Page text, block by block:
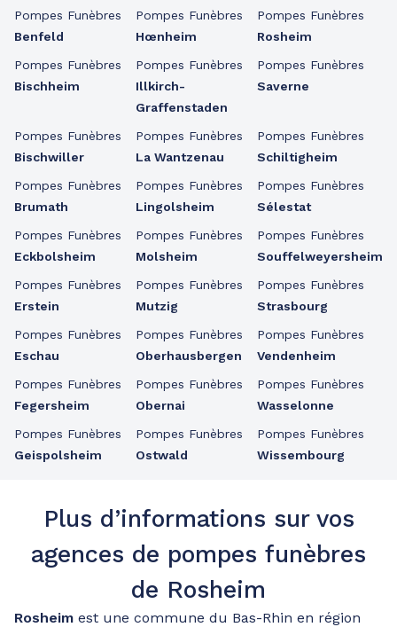
Pompes Funèbres
Benfeld
Pompes Funèbres
Bischheim
Pompes Funèbres
Bischwiller
Pompes Funèbres
Brumath
Pompes Funèbres
Eckbolsheim
Pompes Funèbres
Erstein
Pompes Funèbres
Eschau
Pompes Funèbres
Fegersheim
Pompes Funèbres
Geispolsheim
Pompes Funèbres
Hœnheim
Pompes Funèbres
Illkirch-
Graffenstaden
Pompes Funèbres
La Wantzenau
Pompes Funèbres
Lingolsheim
Pompes Funèbres
Molsheim
Pompes Funèbres
Mutzig
Pompes Funèbres
Oberhausbergen
Pompes Funèbres
Obernai
Pompes Funèbres
Ostwald
Pompes Funèbres
Rosheim
Pompes Funèbres
Saverne
Pompes Funèbres
Schiltigheim
Pompes Funèbres
Sélestat
Pompes Funèbres
Souffelweyersheim
Pompes Funèbres
Strasbourg
Pompes Funèbres
Vendenheim
Pompes Funèbres
Wasselonne
Pompes Funèbres
Wissembourg
Plus d’informations sur vos
agences de pompes funèbres
de Rosheim
Rosheim est une commune du Bas-Rhin en région